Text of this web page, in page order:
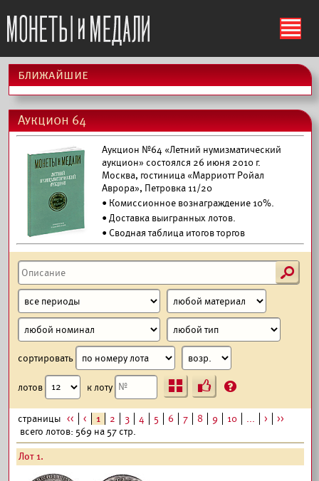
ś
ближайшие
Аукцион 64
Аукцион №64 «Летний нумизматический
аукцион» состоялся 26 июня 2010 г.
Москва, гостиница «Марриотт Ройал
Аврора», Петровка 11/20
• Комиссионное вознаграждение 10%.
• Доставка выигранных лотов.
• Сводная таблица итогов торгов
s
сортировать
лотов к лоту Ъ ?
страницы << < 1 2 3 4 5 6 7 8 9 10 ... >
>>
всего лотов: 569 на 57 стр.
Лот 1.